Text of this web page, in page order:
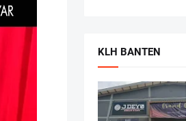
KLH BANTEN